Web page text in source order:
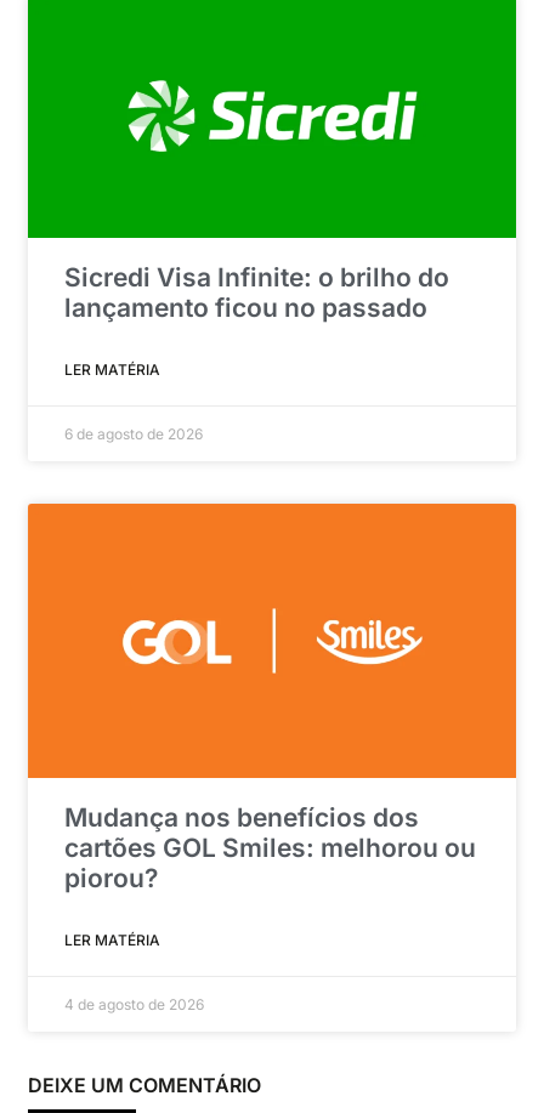
Sicredi Visa Infinite: o brilho do
lançamento ficou no passado
LER MATÉRIA
6 de agosto de 2026
Mudança nos benefícios dos
cartões GOL Smiles: melhorou ou
piorou?
LER MATÉRIA
4 de agosto de 2026
DEIXE UM COMENTÁRIO